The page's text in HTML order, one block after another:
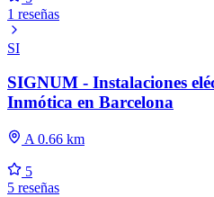
1 reseñas
SI
SIGNUM - Instalaciones
Inmótica en Barcelona
A 0.66 km
5
5 reseñas